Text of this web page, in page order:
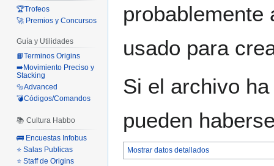
probablemente
usado para
Si el archivo
pueden
Mostrar datos detallados
🏆Trofeos
🚀 Premios y Concursos
Guía y Utilidades
📙Terminos Origins
➡️Movimiento Preciso y
Stacking
🔩Advanced
💣Códigos/Comandos
📚 Cultura Habbo
🚌 Encuestas Infobus
⭐ Salas Publicas
⭐ Staff de Origins